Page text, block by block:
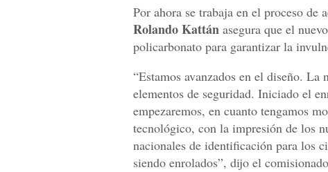
Por ahora se trabaja en el proceso
Rolando Kattán asegura que el
policarbonato para garantizar la
“Estamos avanzados en el diseño. La
elementos de seguridad. Iniciado el
empezaremos, en cuanto tengamos
tecnológico, con la impresión de los
nacionales de identificación para los
siendo enrolados”, dijo el